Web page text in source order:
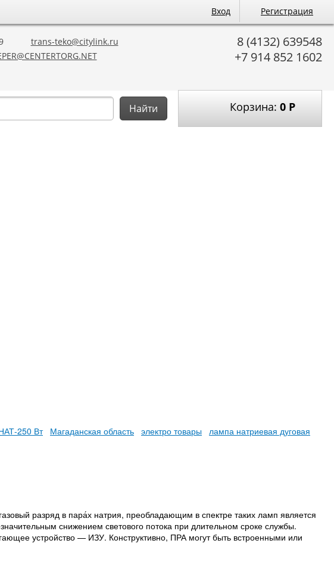
Вход Регистрация
8 (4132) 639548
+7 914 852 1602
trans-teko@citylink.ru
Корзина: 0 Р
Найти
250 Вт Магаданская область электро товары лампа натриевая дуговая
разряд в пара́х натрия, преобладающим в спектре таких ламп является
снижением светового потока при длительном сроке службы.
устройство — ИЗУ. Конструктивно, ПРА могут быть встроенными или